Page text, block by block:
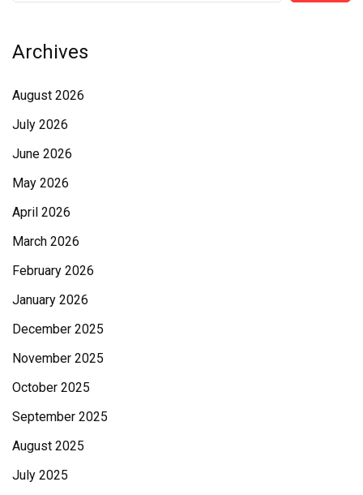
Archives
August 2026
July 2026
June 2026
May 2026
April 2026
March 2026
February 2026
January 2026
December 2025
November 2025
October 2025
September 2025
August 2025
July 2025